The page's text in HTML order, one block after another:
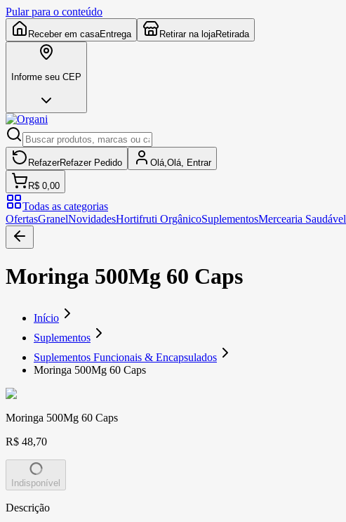
Pular para o conteúdo
Receber em casaEntrega Retirar na lojaRetirada
Informe seu CEP
RefazerRefazer Pedido Olá, Olá, Entrar
R$ 0,00
Todas as categorias
OfertasGranelNovidadesHortifruti OrgânicoSuplementosMercearia Saudável
Moringa 500Mg 60 Caps
Início
Suplementos
Suplementos Funcionais & Encapsulados
Moringa 500Mg 60 Caps
Moringa 500Mg 60 Caps
R$ 48,70
Indisponível
Descrição